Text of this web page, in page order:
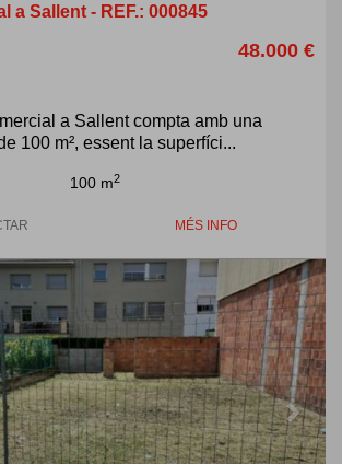
a Sallent - REF.: 000845
48.000 €
a Sallent compta amb una
100 m², essent la superfíci...
100 m2
MÉS INFO
Next